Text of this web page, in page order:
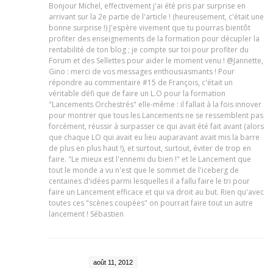
Bonjour Michel, effectivement j'ai été pris par surprise en
arrivant sur la 2e partie de l'article ! (heureusement, c'était une
bonne surprise !) J'espère vivement que tu pourras bientôt
profiter des enseignements de la formation pour décupler la
rentabilité de ton blog ; je compte sur toi pour profiter du
Forum et des Sellettes pour aider le moment venu ! @Jannette,
Gino : merci de vos messages enthousiasmants ! Pour
répondre au commentaire #15 de François, c'était un
véritable défi que de faire un L.O pour la formation
"Lancements Orchestrés" elle-même : il fallait à la fois innover
pour montrer que tous les Lancements ne se ressemblent pas
forcément, réussir à surpasser ce qui avait été fait avant (alors
que chaque LO qui avait eu lieu auparavant avait mis la barre
de plus en plus haut !), et surtout, surtout, éviter de trop en
faire. "Le mieux est l'ennemi du bien !" et le Lancement que
tout le monde a vu n'est que le sommet de l'iceberg de
centaines d'idées parmi lesquelles il a fallu faire le tri pour
faire un Lancement efficace et qui va droit au but. Rien qu'avec
toutes ces "scènes coupées" on pourrait faire tout un autre
lancement ! Sébastien
août 11, 2012